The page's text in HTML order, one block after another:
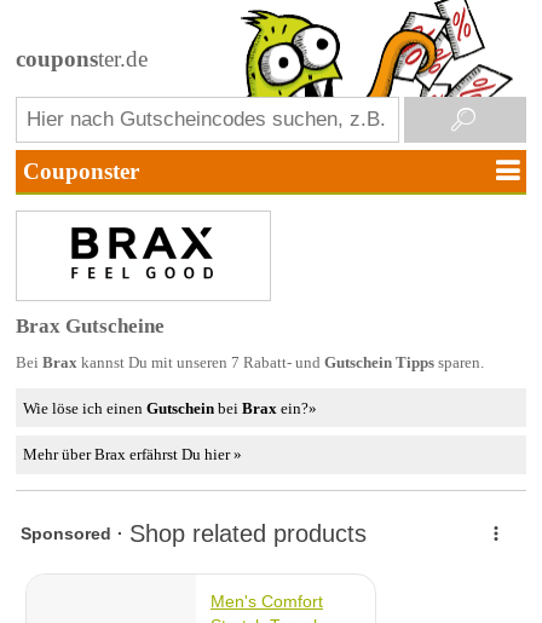
couponster.de
Brax Gutscheine
Bei Braxkannst Du mit unseren 7 Rabatt- und Gutschein Tippssparen.
Wie löse ich einenGutschein beiBrax ein?»
Mehr über Brax erfährst Du hier »